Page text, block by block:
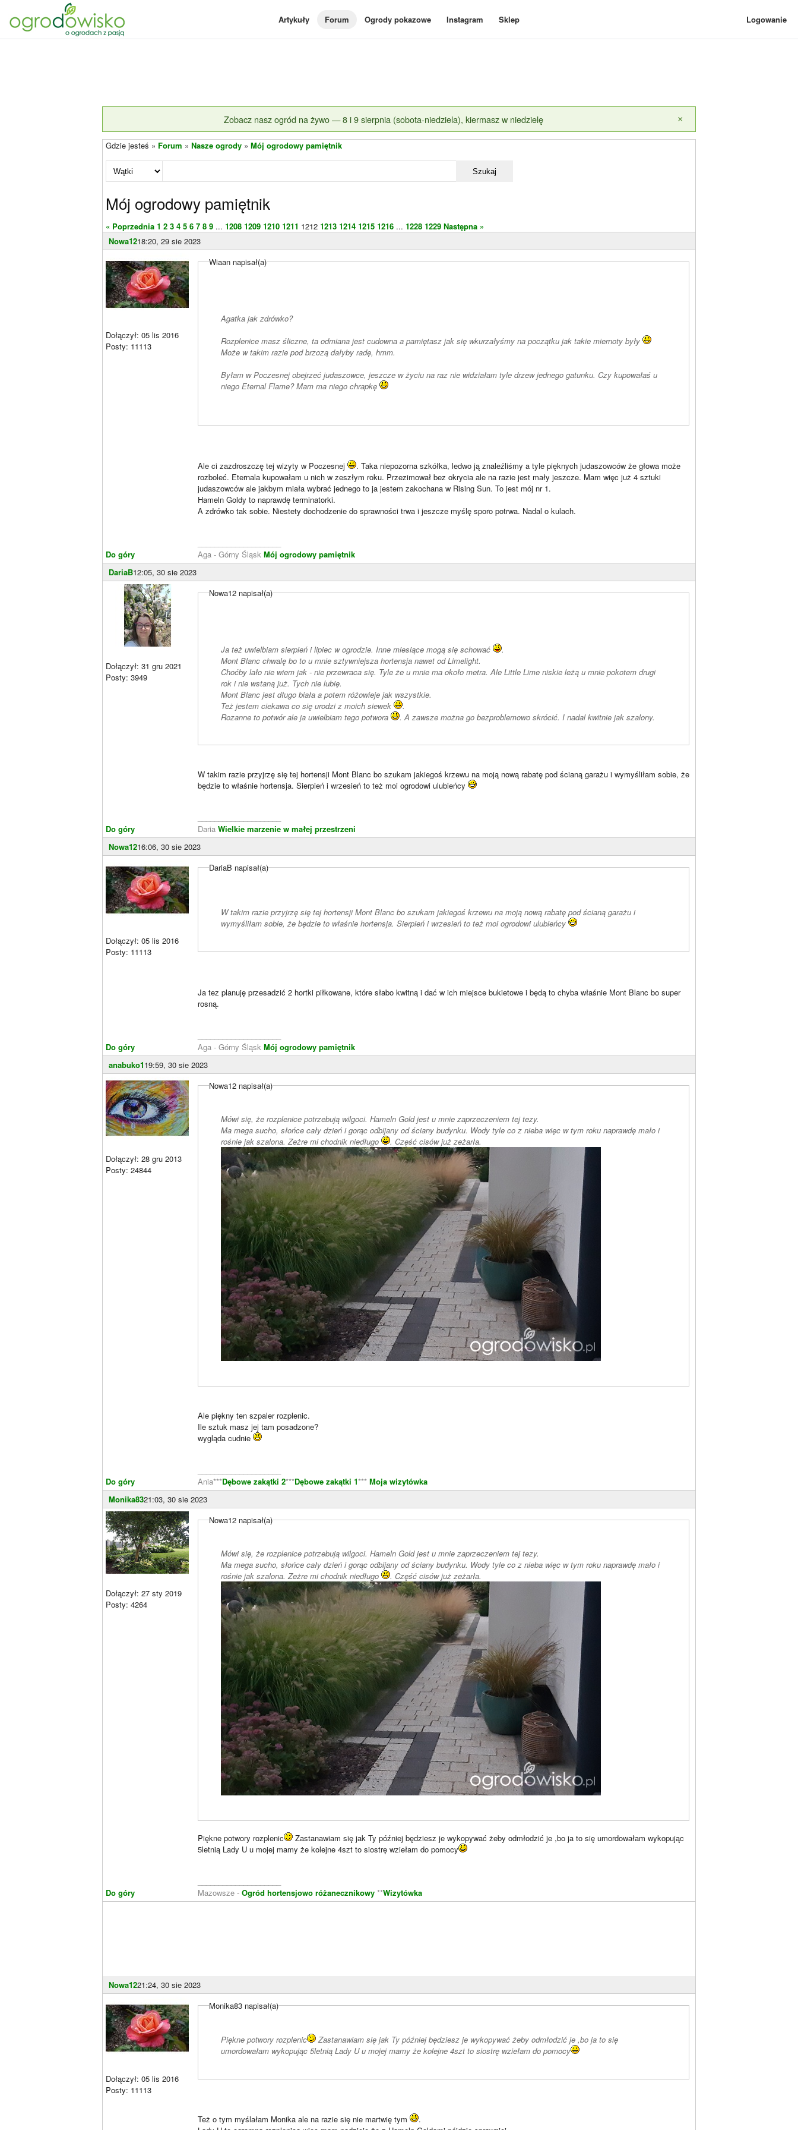
Artykuły Forum Ogrody pokazowe Instagram Sklep Logowanie
Zobacz nasz ogród na żywo — 8 i 9 sierpnia (sobota-niedziela), kiermasz w niedzielę ×
Gdzie jesteś » Forum » Nasze ogrody » Mój ogrodowy pamiętnik
Szukaj
Mój ogrodowy pamiętnik
« Poprzednia 1 2 3 4 5 6 7 8 9 ... 1208 1209 1210 1211 1212 1213 1214 1215 1216 ... 1228 1229 Następna »
Nowa1218:20, 29 sie 2023
Dołączył: 05 lis 2016
Posty: 11113
Do góry
Wiaan napisał(a)
Agatka jak zdrówko?
Rozplenice masz śliczne, ta odmiana jest cudowna a pamiętasz jak się wkurzałyśmy na początku jak takie miernoty były
Może w takim razie pod brzozą dałyby radę, hmm.
Byłam w Poczesnej obejrzeć judaszowce, jeszcze w życiu na raz nie widziałam tyle drzew jednego gatunku. Czy kupowałaś u
niego Eternal Flame? Mam ma niego chrapkę
Ale ci zazdroszczę tej wizyty w Poczesnej
. Taka niepozorna szkółka, ledwo ją znaleźliśmy a tyle pięknych judaszowców że głowa może
rozboleć. Eternala kupowałam u nich w zeszłym roku. Przezimował bez okrycia ale na razie jest mały jeszcze. Mam więc już 4 sztuki
judaszowców ale jakbym miała wybrać jednego to ja jestem zakochana w Rising Sun. To jest mój nr 1.
Hameln Goldy to naprawdę terminatorki.
A zdrówko tak sobie. Niestety dochodzenie do sprawności trwa i jeszcze myślę sporo potrwa. Nadal o kulach.
Aga - Górny Śląsk Mój ogrodowy pamiętnik
DariaB12:05, 30 sie 2023
Dołączył: 31 gru 2021
Posty: 3949
Do góry
Nowa12 napisał(a)
Ja też uwielbiam sierpień i lipiec w ogrodzie. Inne miesiące mogą się schować
.
Mont Blanc chwalę bo to u mnie sztywniejsza hortensja nawet od Limelight.
Choćby lało nie wiem jak - nie przewraca się. Tyle że u mnie ma około metra. Ale Little Lime niskie leżą u mnie pokotem drugi
rok i nie wstaną już. Tych nie lubię.
Mont Blanc jest długo biała a potem różowieje jak wszystkie.
Też jestem ciekawa co się urodzi z moich siewek
.
Rozanne to potwór ale ja uwielbiam tego potwora
. A zawsze można go bezproblemowo skrócić. I nadal kwitnie jak szalony.
W takim razie przyjrzę się tej hortensji Mont Blanc bo szukam jakiegoś krzewu na moją nową rabatę pod ścianą garażu i wymyśliłam sobie, że
będzie to właśnie hortensja. Sierpień i wrzesień to też moi ogrodowi ulubieńcy
Daria Wielkie marzenie w małej przestrzeni
Nowa1216:06, 30 sie 2023
Dołączył: 05 lis 2016
Posty: 11113
Do góry
DariaB napisał(a)
W takim razie przyjrzę się tej hortensji Mont Blanc bo szukam jakiegoś krzewu na moją nową rabatę pod ścianą garażu i
wymyśliłam sobie, że będzie to właśnie hortensja. Sierpień i wrzesień to też moi ogrodowi ulubieńcy
Ja tez planuję przesadzić 2 hortki piłkowane, które słabo kwitną i dać w ich miejsce bukietowe i będą to chyba właśnie Mont Blanc bo super
rosną.
Aga - Górny Śląsk Mój ogrodowy pamiętnik
anabuko119:59, 30 sie 2023
Dołączył: 28 gru 2013
Posty: 24844
Do góry
Nowa12 napisał(a)
Mówi się, że rozplenice potrzebują wilgoci. Hameln Gold jest u mnie zaprzeczeniem tej tezy.
Ma mega sucho, słońce cały dzień i gorąc odbijany od ściany budynku. Wody tyle co z nieba więc w tym roku naprawdę mało i
rośnie jak szalona. Zeżre mi chodnik niedługo
. Część cisów już zeżarła.
Ale piękny ten szpaler rozplenic.
Ile sztuk masz jej tam posadzone?
wygląda cudnie
Ania***Dębowe zakątki 2***Dębowe zakątki 1*** Moja wizytówka
Monika8321:03, 30 sie 2023
Dołączył: 27 sty 2019
Posty: 4264
Do góry
Nowa12 napisał(a)
Mówi się, że rozplenice potrzebują wilgoci. Hameln Gold jest u mnie zaprzeczeniem tej tezy.
Ma mega sucho, słońce cały dzień i gorąc odbijany od ściany budynku. Wody tyle co z nieba więc w tym roku naprawdę mało i
rośnie jak szalona. Zeżre mi chodnik niedługo
. Część cisów już zeżarła.
Piękne potwory rozplenic
Zastanawiam się jak Ty później będziesz je wykopywać żeby odmłodzić je ,bo ja to się umordowałam wykopując
5letnią Lady U u mojej mamy że kolejne 4szt to siostrę wziełam do pomocy
Mazowsze - Ogród hortensjowo różanecznikowy **Wizytówka
Nowa1221:24, 30 sie 2023
Dołączył: 05 lis 2016
Posty: 11113
Monika83 napisał(a)
Piękne potwory rozplenic
Zastanawiam się jak Ty później będziesz je wykopywać żeby odmłodzić je ,bo ja to się
umordowałam wykopując 5letnią Lady U u mojej mamy że kolejne 4szt to siostrę wziełam do pomocy
Też o tym myślałam Monika ale na razie się nie martwię tym
.